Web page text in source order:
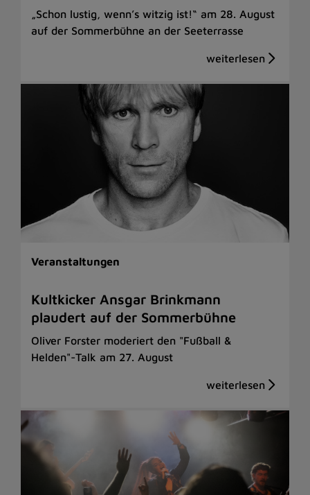
„Schon lustig, wenn’s witzig ist!“ am 28. August
auf der Sommerbühne an der Seeterrasse
Veranstaltungen
Kultkicker Ansgar Brinkmann
plaudert auf der Sommerbühne
Oliver Forster moderiert den "Fußball &
Helden"-Talk am 27. August